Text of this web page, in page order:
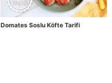
Domates Soslu Köfte Tarifi